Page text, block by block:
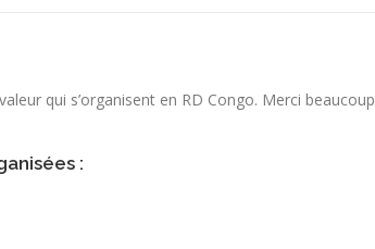
qui s’organisent en RD Congo. Merci beaucoup
: